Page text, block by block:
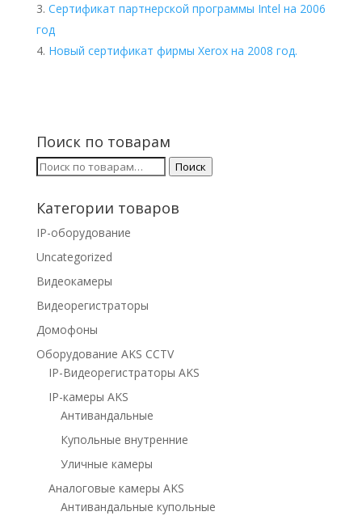
Сертификат партнерской программы Intel на 2006
год
Новый сертификат фирмы Xerox на 2008 год.
Поиск по товарам
Искать: Поиск
Категории товаров
IP-оборудование
Uncategorized
Видеокамеры
Видеорегистраторы
Домофоны
Оборудование AKS CCTV
IP-Видеорегистраторы AKS
IP-камеры AKS
Антивандальные
Купольные внутренние
Уличные камеры
Аналоговые камеры AKS
Антивандальные купольные